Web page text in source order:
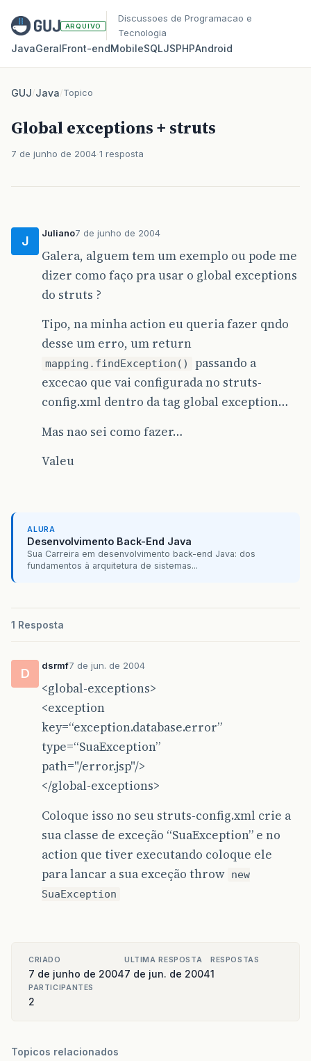
ARQUIVO
Discussoes de Programacao e
Tecnologia
JavaGeralFront‑endMobileSQLJSPHPAndroid
GUJ/Java/Topico
Global exceptions + struts
7 de junho de 2004 1 resposta
J
Juliano7 de junho de 2004
Galera, alguem tem um exemplo ou pode me
dizer como faço pra usar o global exceptions
do struts ?
Tipo, na minha action eu queria fazer qndo
desse um erro, um return
mapping.findException()
passando a
excecao que vai configurada no struts-
config.xml dentro da tag global exception…
Mas nao sei como fazer…
Valeu
ALURA
Desenvolvimento Back-End Java
Sua Carreira em desenvolvimento back-end Java: dos
fundamentos à arquitetura de sistemas...
1 Resposta
D
dsrmf7 de jun. de 2004
<global-exceptions>
<exception
key=“exception.database.error”
type=“SuaException”
path="/error.jsp"/>
</global-exceptions>
Coloque isso no seu struts-config.xml crie a
sua classe de exceção “SuaException” e no
action que tiver executando coloque ele
para lancar a sua exceção throw new
SuaException
CRIADO
7 de junho de 2004
ULTIMA RESPOSTA
7 de jun. de 2004
RESPOSTAS
1
PARTICIPANTES
2
Topicos relacionados